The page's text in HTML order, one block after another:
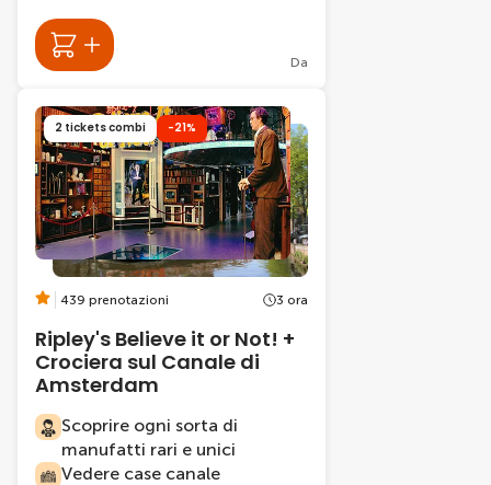
Da
2 tickets combi -21%
439 prenotazioni 3 ora
Ripley's Believe it or Not! +
Crociera sul Canale di
Amsterdam
Scoprire ogni sorta di
manufatti rari e unici
Vedere case canale